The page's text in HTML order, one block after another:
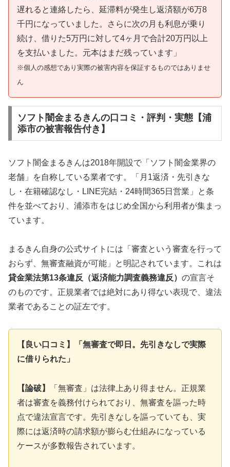
遅れると連絡したら、延滞料が発生し返済額が6万8
千円になっていました。さらに次の月も利息が乗り
続け、借りた5万円に対して4ヶ月で合計20万円以上
を支払いました。元本はまだ残っています」
※個人の感想であり実際の被害内容を保証するものではありませ
ん
ソフト闇金まるきんの口コミ・評判・実態【浦
添市の被害報告付き】
ソフト闇金まるきんは2018年開設で「ソフト闇金業界の
老舗」を自称している業者です。「月1返済・先引きな
し・在籍確認なし・LINE完結・24時間365日営業」と条
件を並べており、浦添市をはじめ全国から利用者が集まっ
ています。
まるきん自身の公式サイトには「審査という審査を行って
おらず、無審査融資が可能」と明記されています。これは
貸金業法第13条違反（返済能力調査義務違反） の宣言そ
のものです。正規業者では絶対にあり得ない表現で、違法
業者であることの証左です。
【良い口コミ】「無審査で即日。先引きなしで実際
に借りられた」
【論破】
「無審査」は法律上あり得ません。正規業
者は審査を義務付けられており、無審査を謳った時
点で違法宣言です。先引きなしを謳っていても、実
際には返済時の請求額が膨らむ仕組みになっている
ケースが多数報告されています。